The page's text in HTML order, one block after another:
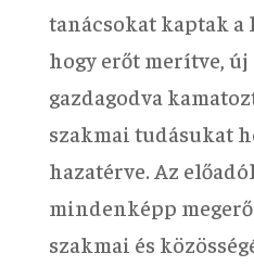
tanácsokat kaptak
hogy erőt merítve,
gazdagodva
szakmai tudásukat
hazatérve. Az
mindenképp
szakmai és